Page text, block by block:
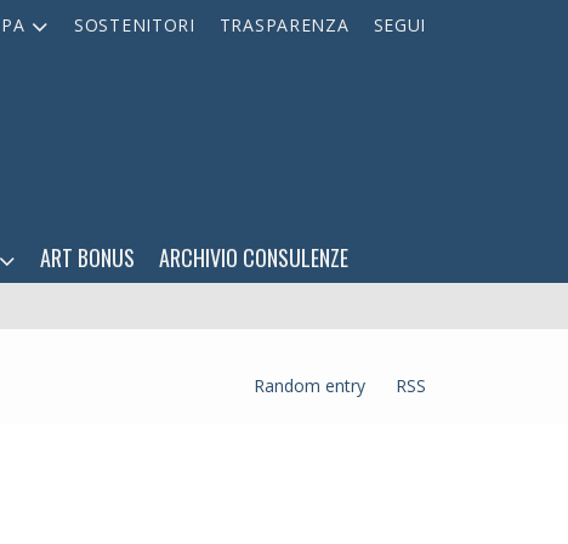
SOSTENITORI TRASPARENZA SEGUI
ART BONUS ARCHIVIO CONSULENZE
Random entry RSS